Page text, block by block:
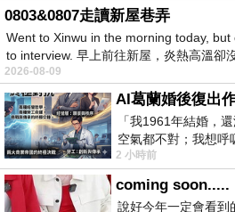
0803&0807走讀新屋巷弄
Went to Xinwu in the morning today,
to interview. 早上前往新屋，炎熱高溫卻
2026-08-09
「我1961年結婚，
空氣都不對；我想呼
試試看……拍了〈教
2 小時前
coming soon.....
說好今年一定會看到